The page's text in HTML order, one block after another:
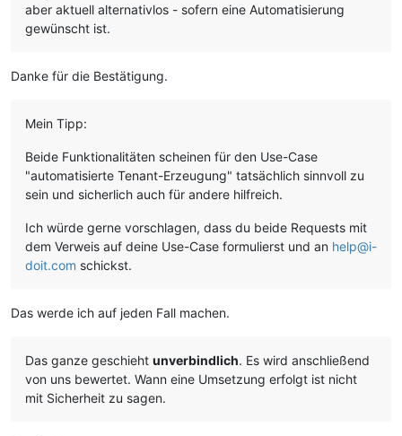
aber aktuell alternativlos - sofern eine Automatisierung
gewünscht ist.
Danke für die Bestätigung.
Mein Tipp:
Beide Funktionalitäten scheinen für den Use-Case
"automatisierte Tenant-Erzeugung" tatsächlich sinnvoll zu
sein und sicherlich auch für andere hilfreich.
Ich würde gerne vorschlagen, dass du beide Requests mit
dem Verweis auf deine Use-Case formulierst und an help@i-
doit.com schickst.
Das werde ich auf jeden Fall machen.
Das ganze geschieht unverbindlich. Es wird anschließend
von uns bewertet. Wann eine Umsetzung erfolgt ist nicht
mit Sicherheit zu sagen.